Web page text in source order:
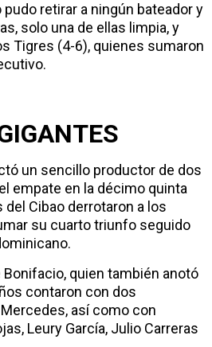
retirar a ningún bateador y
solo una de ellas limpia, y
Tigres (4-6), quienes sumaron
un sencillo productor de dos
empate en la décimo quinta
del Cibao derrotaron a los
su cuarto triunfo seguido
quien también anotó
contaron con dos
así como con
Leury García, Julio Carreras